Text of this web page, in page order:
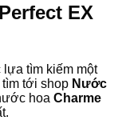
EX
lựa tìm kiếm một
tới shop Nước
hoa Charme